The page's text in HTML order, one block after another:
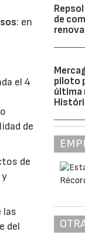
: en
el 4
de
de
las
del
de
piloto
última